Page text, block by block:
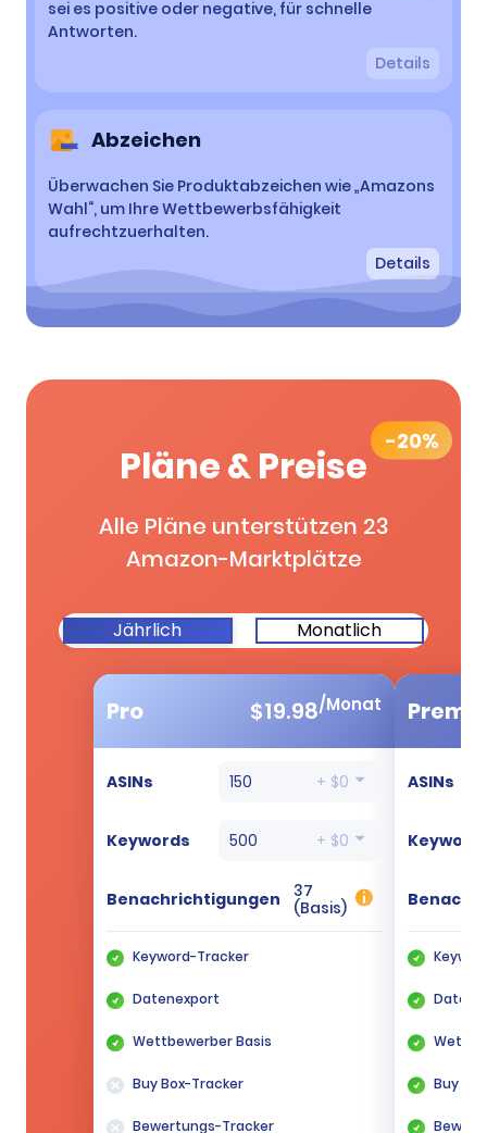
sei es positive oder negative, für schnelle
Antworten.
Details
Abzeichen
Überwachen Sie Produktabzeichen wie „Amazons
Wahl“, um Ihre Wettbewerbsfähigkeit
aufrechtzuerhalten.
Details
Pläne & Preise
Alle Pläne unterstützen 23
Amazon-Marktplätze
Jährlich
-20%
Monatlich
Pro $19.98/Monat
ASINs 150 + $0
Keywords 500 + $0
Benachrichtigungen
37
(Basis)
Keyword-Tracker
Datenexport
Wettbewerber Basis
Buy Box-Tracker
Bewertungs-Tracker
ASINs
Buy